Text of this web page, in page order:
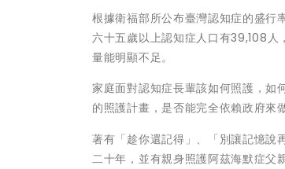
根據衛福部所公布臺灣認知症的盛
六十五歲以上認知症人口有39,108人
量能明顯不足。
家庭面對認知症長輩該如何照護，如
的照護計畫，是否能完全依賴政府來
著有「趁你還記得」、「別讓記憶說
二十年，並有親身照護阿茲海默症父